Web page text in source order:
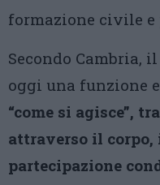
formazione civile
Secondo Cambria,
oggi una funzione
“come si agisce”,
attraverso il corpo,
partecipazione